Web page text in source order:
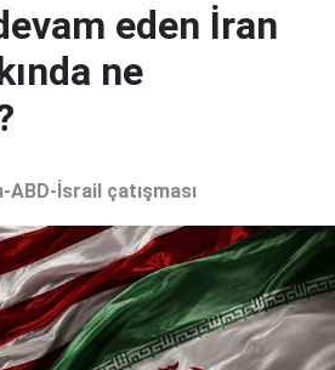
eden İran
ne
ABD-İsrail çatışması